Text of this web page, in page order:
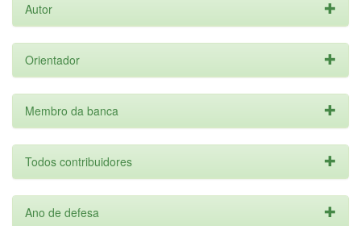
Autor
Orientador
Membro da banca
Todos contribuidores
Ano de defesa